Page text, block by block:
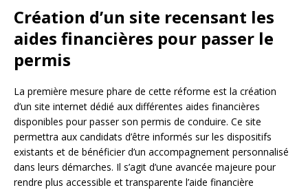
Création d’un site recensant les
aides financières pour passer le
permis
La première mesure phare de cette réforme est la création
d’un site internet dédié aux différentes aides financières
disponibles pour passer son permis de conduire. Ce site
permettra aux candidats d’être informés sur les dispositifs
existants et de bénéficier d’un accompagnement personnalisé
dans leurs démarches. Il s’agit d’une avancée majeure pour
rendre plus accessible et transparente l’aide financière